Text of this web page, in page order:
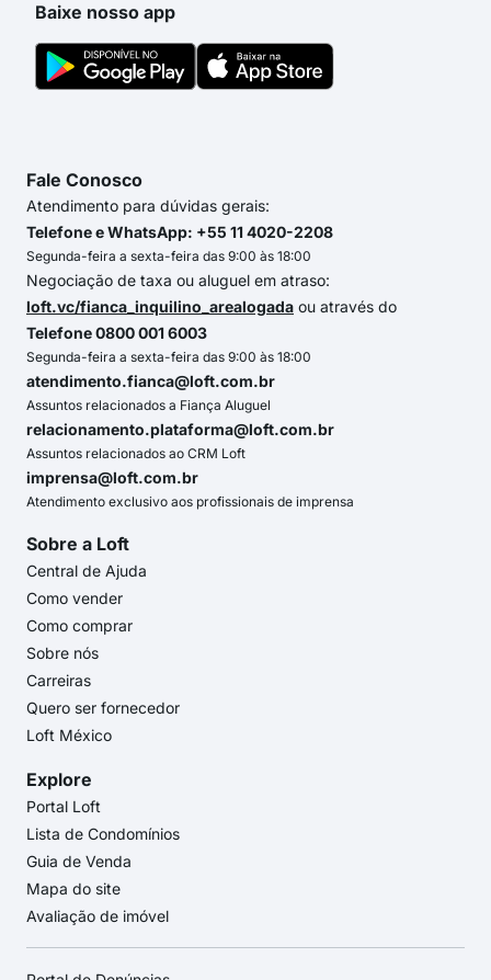
Baixe nosso app
Fale Conosco
Atendimento para dúvidas gerais:
Telefone e WhatsApp: +55 11 4020-2208
Segunda-feira a sexta-feira das 9:00 às 18:00
Negociação de taxa ou aluguel em atraso:
loft.vc/fianca_inquilino_arealogada ou através do
Telefone 0800 001 6003
Segunda-feira a sexta-feira das 9:00 às 18:00
atendimento.fianca@loft.com.br
Assuntos relacionados a Fiança Aluguel
relacionamento.plataforma@loft.com.br
Assuntos relacionados ao CRM Loft
imprensa@loft.com.br
Atendimento exclusivo aos profissionais de imprensa
Sobre a Loft
Central de Ajuda
Como vender
Como comprar
Sobre nós
Carreiras
Quero ser fornecedor
Loft México
Explore
Portal Loft
Lista de Condomínios
Guia de Venda
Mapa do site
Avaliação de imóvel